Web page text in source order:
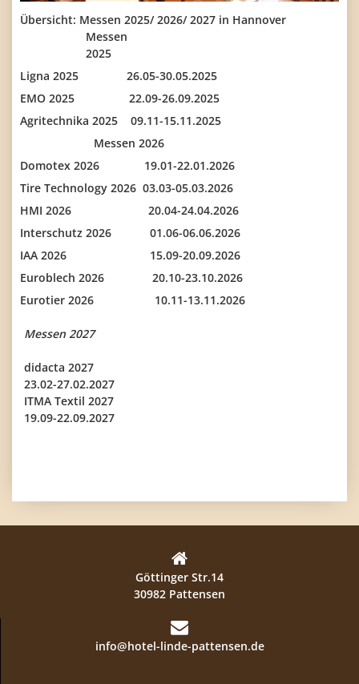
Übersicht: Messen 2025/ 2026/ 2027 in Hannover
Messen
2025
Ligna 2025 26.05-30.05.2025
EMO 2025 22.09-26.09.2025
Agritechnika 2025 09.11-15.11.2025
Messen 2026
Domotex 2026 19.01-22.01.2026
Tire Technology 2026 03.03-05.03.2026
HMI 2026 20.04-24.04.2026
Interschutz 2026 01.06-06.06.2026
IAA 2026 15.09-20.09.2026
Euroblech 2026 20.10-23.10.2026
Eurotier 2026 10.11-13.11.2026
Messen 2027
didacta 2027
23.02-27.02.2027
ITMA Textil 2027
19.09-22.09.2027
Göttinger Str.14
30982 Pattensen
info@hotel-linde-pattensen.de